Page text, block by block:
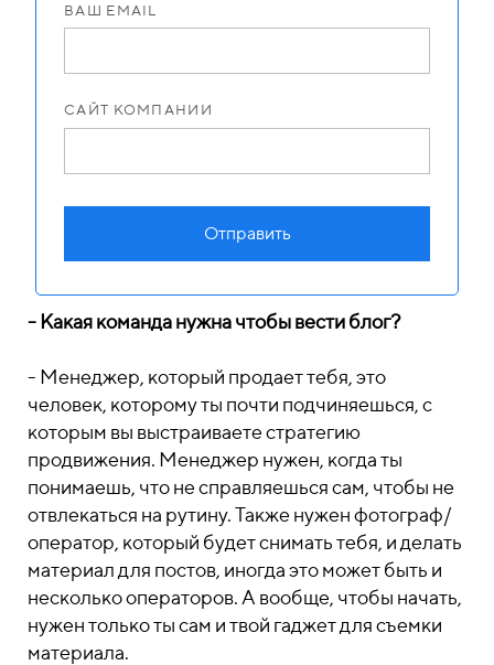
ВАШ EMAIL
САЙТ КОМПАНИИ
Отправить
- Какая команда нужна чтобы вести блог?
- Менеджер, который продает тебя, это
человек, которому ты почти подчиняешься, с
которым вы выстраиваете стратегию
продвижения. Менеджер нужен, когда ты
понимаешь, что не справляешься сам, чтобы не
отвлекаться на рутину. Также нужен фотограф/
оператор, который будет снимать тебя, и делать
материал для постов, иногда это может быть и
несколько операторов. А вообще, чтобы начать,
нужен только ты сам и твой гаджет для съемки
материала.